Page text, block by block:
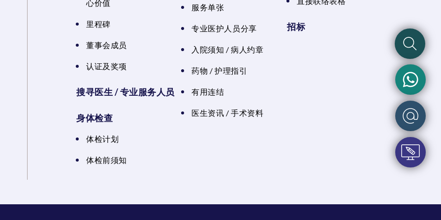
心价值
里程碑
董事会成员
认证及奖项
搜寻医生 / 专业服务人员
身体检查
体检计划
体检前须知
服务单张
专业医护人员分享
入院须知 / 病人约章
药物 / 护理指引
有用连结
医生资讯 / 手术资料
招标